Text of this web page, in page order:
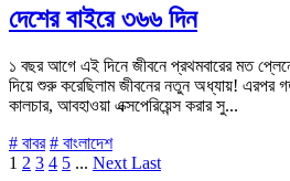
দেশের বাইরে ৩৬৬ দিন
১ বছর আগে এই দিনে জীবনে প্রথমবারের মত
দিয়ে শুরু করেছিলাম জীবনের নতুন অধ্যায়! এরপর
কালচার, আবহাওয়া এক্সপেরিয়েন্স করার সু...
# বাবর # বাংলাদেশ
1 2 3 4 5 ... Next Last